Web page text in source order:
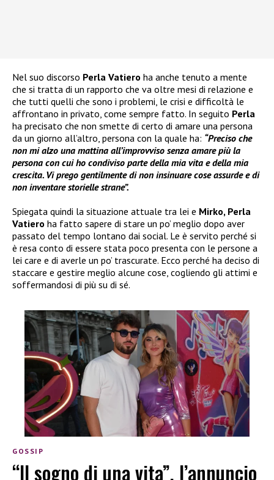
Nel suo discorso Perla Vatiero ha anche tenuto a mente
che si tratta di un rapporto che va oltre mesi di relazione e
che tutti quelli che sono i problemi, le crisi e difficoltà le
affrontano in privato, come sempre fatto. In seguito Perla
ha precisato che non smette di certo di amare una persona
da un giorno all’altro, persona con la quale ha: “Preciso che
non mi alzo una mattina all’improvviso senza amare più la
persona con cui ho condiviso parte della mia vita e della mia
crescita. Vi prego gentilmente di non insinuare cose assurde e di
non inventare storielle strane”.
Spiegata quindi la situazione attuale tra lei e Mirko, Perla
Vatiero ha fatto sapere di stare un po’ meglio dopo aver
passato del tempo lontano dai social. Le è servito perché si
è resa conto di essere stata poco presenta con le persone a
lei care e di averle un po’ trascurate. Ecco perché ha deciso di
staccare e gestire meglio alcune cose, cogliendo gli attimi e
soffermandosi di più su di sé.
GOSSIP
“Il sogno di una vita”, l’annuncio